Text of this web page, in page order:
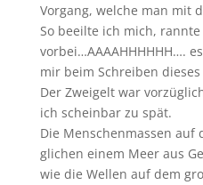
Vorgang, welche man mit
So beeilte ich mich,
vorbei…AAAAHHHHHH….
mir beim Schreiben dieses
Der Zweigelt war
ich scheinbar zu spät.
Die Menschenmassen auf
glichen einem Meer aus
wie die Wellen auf dem